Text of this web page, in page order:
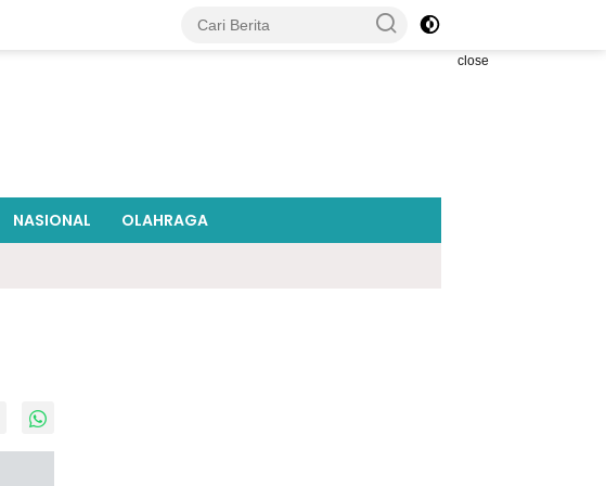
close
NASIONAL OLAHRAGA